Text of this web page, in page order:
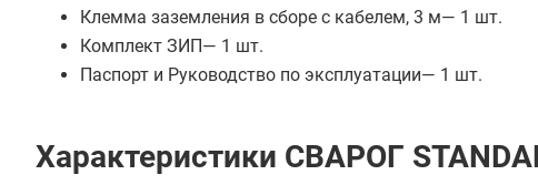
Клемма заземления в сборе с кабелем, 3 м— 1 шт.
Комплект ЗИП— 1 шт.
Паспорт и Руководство по эксплуатации— 1 шт.
Характеристики СВАРОГ